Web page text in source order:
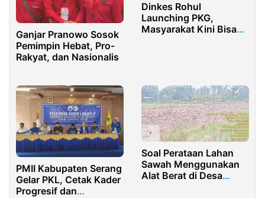
Ganjar Pranowo Sosok
Pemimpin Hebat, Pro-
Rakyat, dan Nasionalis
Dinkes Rohul
Launching PKG,
Masyarakat Kini Bisa
PMII Kabupaten Serang
Gelar PKL, Cetak Kader
Progresif dan
Soal Perataan Lahan
Sawah Menggunakan
Alat Berat di Desa